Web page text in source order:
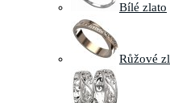
Bílé zlato
Růžové